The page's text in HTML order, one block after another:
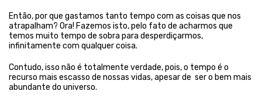
Então, por que gastamos tanto tempo com as coisas que nos
atrapalham? Ora! Fazemos isto, pelo fato de acharmos que
temos muito tempo de sobra para desperdiçarmos,
infinitamente com qualquer coisa.
Contudo, isso não é totalmente verdade, pois, o tempo é o
recurso mais escasso de nossas vidas, apesar de ser o bem mais
abundante do universo.